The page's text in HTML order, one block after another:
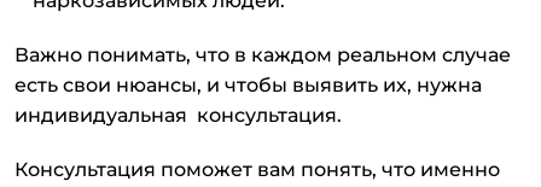
Важно понимать, что в каждом реальном случае
есть свои нюансы, и чтобы выявить их, нужна
индивидуальная консультация.
Консультация поможет вам понять, что именно